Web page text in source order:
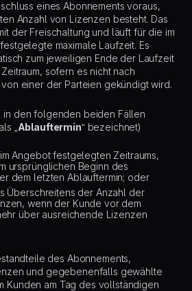
eines Abonnements voraus,
Anzahl von Lizenzen besteht. Das
der Freischaltung und läuft für die im
maximale Laufzeit. Es
zum jeweiligen Ende der Laufzeit
sofern es nicht nach
einer der Parteien gekündigt wird.
in den folgenden beiden Fällen
„ Ablauftermin“ bezeichnet)
Angebot festgelegten Zeitraums,
ursprünglichen Beginn des
dem letzten Ablauftermin; oder
Überschreitens der Anzahl der
wenn der Kunde vor dem
über ausreichende Lizenzen
des Abonnements,
und gegebenenfalls gewählte
Kunden am Tag des vollständigen